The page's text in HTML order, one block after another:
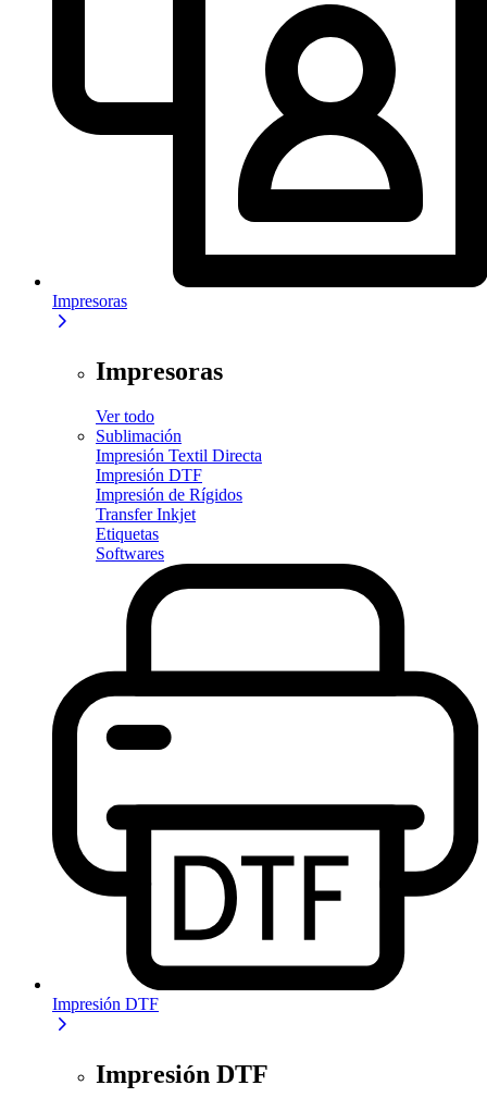
Impresoras
Impresoras
Ver todo
Sublimación
Impresión Textil Directa
Impresión DTF
Impresión de Rígidos
Transfer Inkjet
Etiquetas
Softwares
Impresión DTF
Impresión DTF